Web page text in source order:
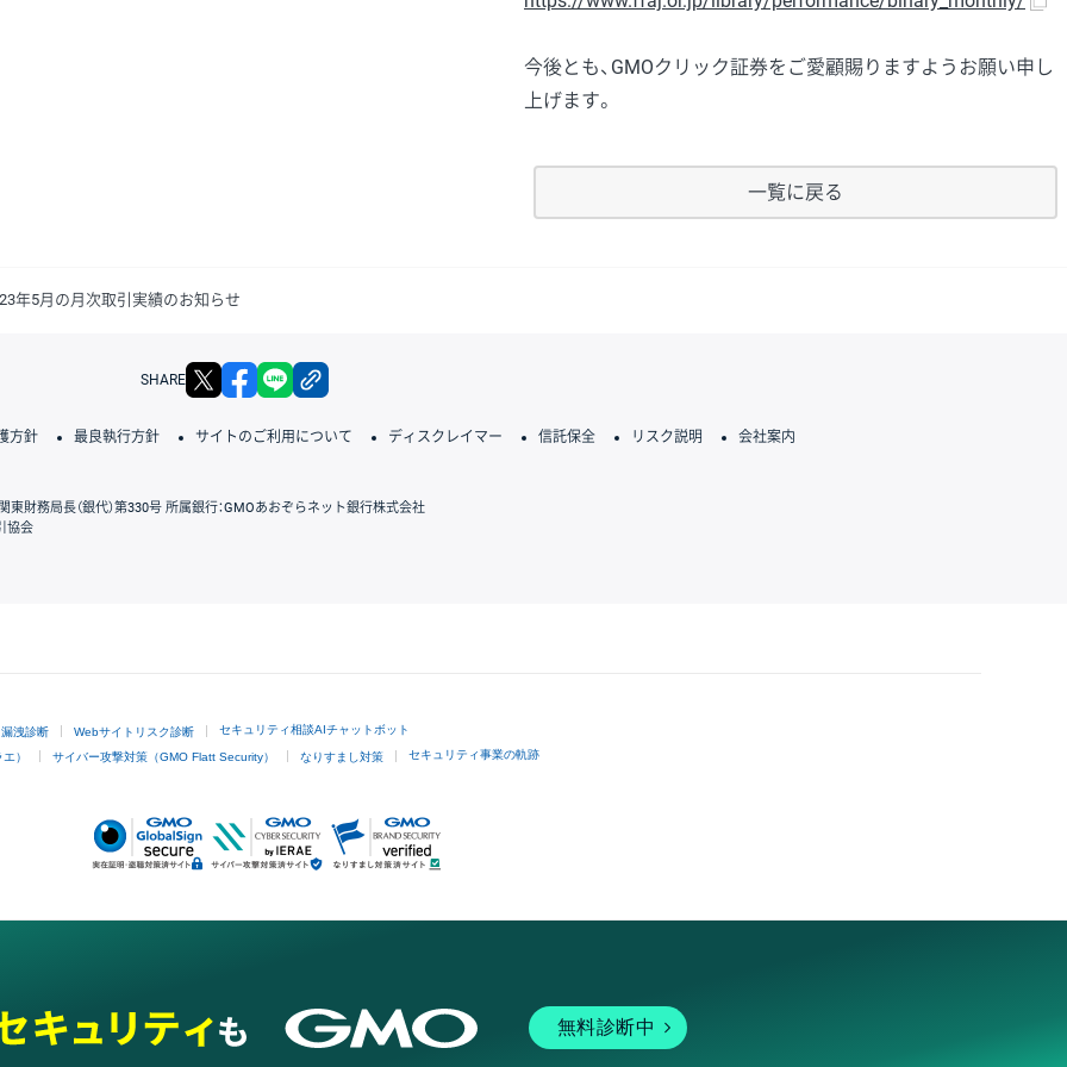
今後とも、GMOクリック証券をご愛顧賜りますようお願い申し
上げます。
一覧に戻る
年5月の月次取引実績のお知らせ
SHARE X facebook
方針 最良執行方針 サイトのご利用について ディスクレイマー 信託保全 リスク説明 会社案内
財務局長（銀代）第330号 所属銀行：GMOあおぞらネット銀行株式会社
協会
洩診断 Webサイトリスク診断 セキュリティ相談AIチャットボット
） サイバー攻撃対策（GMO Flatt Security） なりすまし対策 セキュリティ事業の軌跡
無料診断中